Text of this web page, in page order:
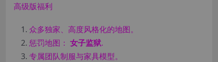
高级版福利
众多独家、高度风格化的地图。
惩罚地图： 女子监狱.
专属团队制服与家具模型。